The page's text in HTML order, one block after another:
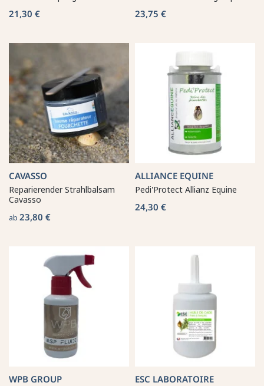
21,30 € 23,75 €
CAVASSO
Reparierender Strahlbalsam
Cavasso
ab 23,80 €
ALLIANCE EQUINE
Pedi'Protect Allianz Equine
24,30 €
WPB GROUP ESC LABORATOIRE